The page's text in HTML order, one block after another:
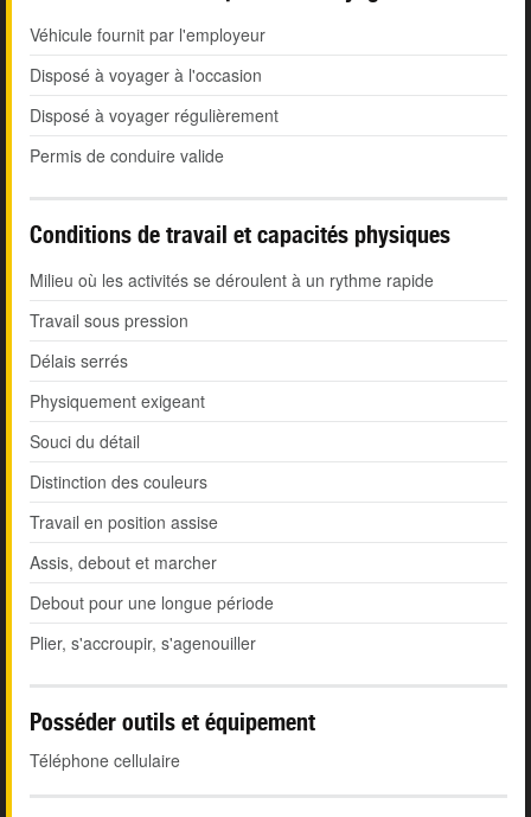
Véhicule fournit par l'employeur
Disposé à voyager à l'occasion
Disposé à voyager régulièrement
Permis de conduire valide
Conditions de travail et capacités physiques
Milieu où les activités se déroulent à un rythme rapide
Travail sous pression
Délais serrés
Physiquement exigeant
Souci du détail
Distinction des couleurs
Travail en position assise
Assis, debout et marcher
Debout pour une longue période
Plier, s'accroupir, s'agenouiller
Posséder outils et équipement
Téléphone cellulaire